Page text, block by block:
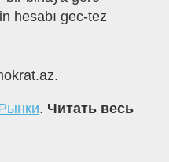
hesabı gec-tez
. Читать весь